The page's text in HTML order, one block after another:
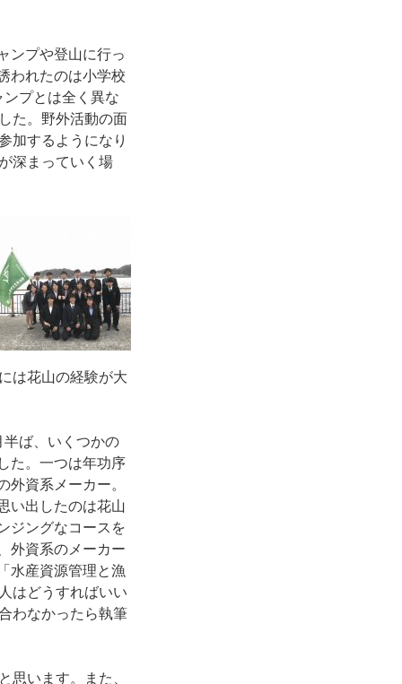
ンプや登山に行っ
われたのは小学校
プとは全く異な
た。野外活動の面
加するようになり
深まっていく場
は花山の経験が大
ば、いくつかの
た。一つは年功序
資系メーカー。
い出したのは花山
ジングなコースを
外資系のメーカー
水産資源管理と漁
はどうすればいい
わなかったら執筆
思います。また、